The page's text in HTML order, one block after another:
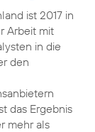
ist 2017 in
Arbeit mit
in die
den
das Ergebnis
mehr als